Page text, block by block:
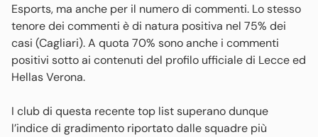
Esports, ma anche per il numero di commenti. Lo stesso
tenore dei commenti è di natura positiva nel 75% dei
casi (Cagliari). A quota 70% sono anche i commenti
positivi sotto ai contenuti del profilo ufficiale di Lecce ed
Hellas Verona.
I club di questa recente top list superano dunque
l’indice di gradimento riportato dalle squadre più